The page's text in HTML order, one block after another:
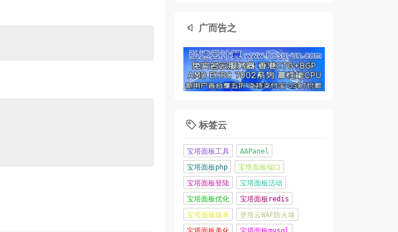
 广而告之
 标签云
宝塔面板工具
AAPanel
宝塔面板php
宝塔面板端口
宝塔面板登陆
宝塔面板活动
宝塔面板优化
宝塔面板redis
宝塔面板版本
堡塔云WAF防火墙